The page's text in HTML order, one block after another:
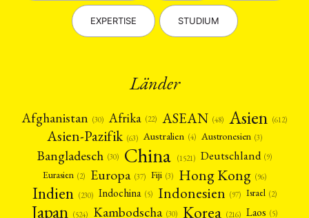
EXPERTISE STUDIUM
Länder
Afghanistan (30) Afrika (22) ASEAN (48) Asien (612)
Asien-Pazifik (63) Australien (4) Austronesien (3)
Bangladesch (30) China (1521) Deutschland (9)
Eurasien (2) Europa (37) Fiji (3) Hong Kong (96)
Indien (230) Indochina (5) Indonesien (97) Israel (2)
Japan (524) Kambodscha (30) Korea (216) Laos (5)